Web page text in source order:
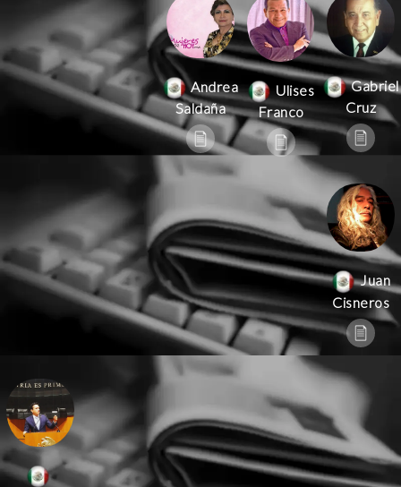
Andrea
Saldaña
Ulises
Franco
Gabriel
Cruz
Juan
Cisneros